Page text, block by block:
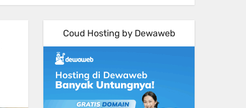
Coud Hosting by Dewaweb